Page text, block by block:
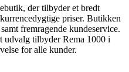
der tilbyder et bredt
priser. Butikken
fremragende kundeservice.
udvalg tilbyder Rema 1000 i
for alle kunder.